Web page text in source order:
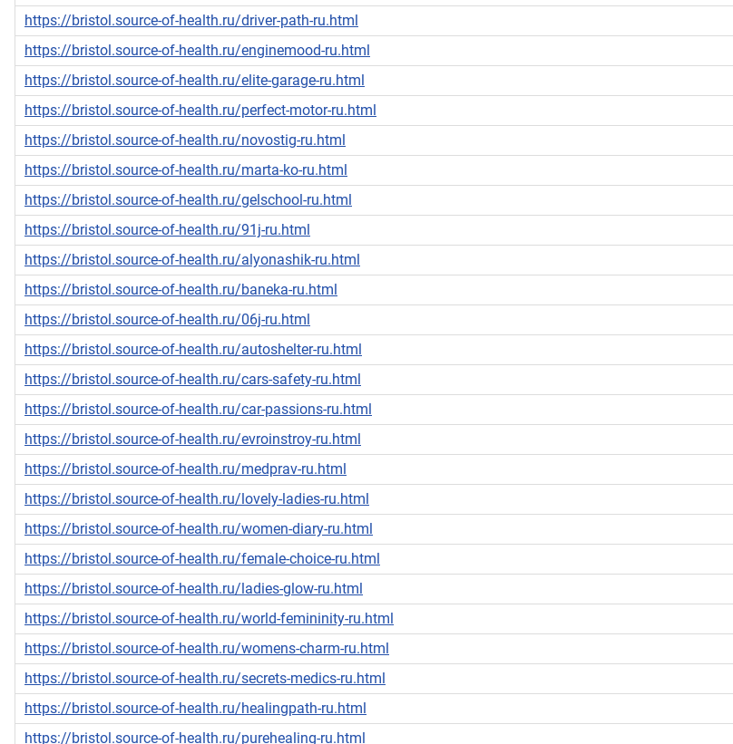
https://bristol.source-of-health.ru/driver-path-ru.html
https://bristol.source-of-health.ru/enginemood-ru.html
https://bristol.source-of-health.ru/elite-garage-ru.html
https://bristol.source-of-health.ru/perfect-motor-ru.html
https://bristol.source-of-health.ru/novostig-ru.html
https://bristol.source-of-health.ru/marta-ko-ru.html
https://bristol.source-of-health.ru/gelschool-ru.html
https://bristol.source-of-health.ru/91j-ru.html
https://bristol.source-of-health.ru/alyonashik-ru.html
https://bristol.source-of-health.ru/baneka-ru.html
https://bristol.source-of-health.ru/06j-ru.html
https://bristol.source-of-health.ru/autoshelter-ru.html
https://bristol.source-of-health.ru/cars-safety-ru.html
https://bristol.source-of-health.ru/car-passions-ru.html
https://bristol.source-of-health.ru/evroinstroy-ru.html
https://bristol.source-of-health.ru/medprav-ru.html
https://bristol.source-of-health.ru/lovely-ladies-ru.html
https://bristol.source-of-health.ru/women-diary-ru.html
https://bristol.source-of-health.ru/female-choice-ru.html
https://bristol.source-of-health.ru/ladies-glow-ru.html
https://bristol.source-of-health.ru/world-femininity-ru.html
https://bristol.source-of-health.ru/womens-charm-ru.html
https://bristol.source-of-health.ru/secrets-medics-ru.html
https://bristol.source-of-health.ru/healingpath-ru.html
https://bristol.source-of-health.ru/purehealing-ru.html